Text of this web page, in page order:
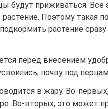
будут приживаться. Все
Поэтому такая
растение
перед внесением
почву под
в жару. Во-
Во-вторых, это может